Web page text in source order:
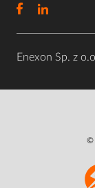
Enexon Sp. z
©